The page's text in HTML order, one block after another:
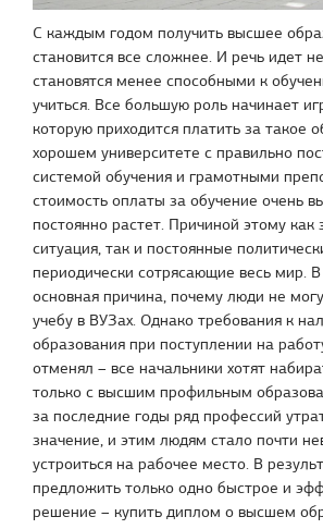
С каждым годом получить высшее
становится все сложнее. И речь идет
становятся менее способными к
учиться. Все большую роль начинает
которую приходится платить за такое
хорошем университете с правильно
системой обучения и грамотными
стоимость оплаты за обучение очень
постоянно растет. Причиной этому как
ситуация, так и постоянные
периодически сотрясающие весь мир.
основная причина, почему люди не
учебу в ВУЗах. Однако требования к
образования при поступлении на
отменял – все начальники хотят
только с высшим профильным
за последние годы ряд профессий
значение, и этим людям стало почти
устроиться на рабочее место. В
предложить только одно быстрое и
решение – купить диплом о высшем